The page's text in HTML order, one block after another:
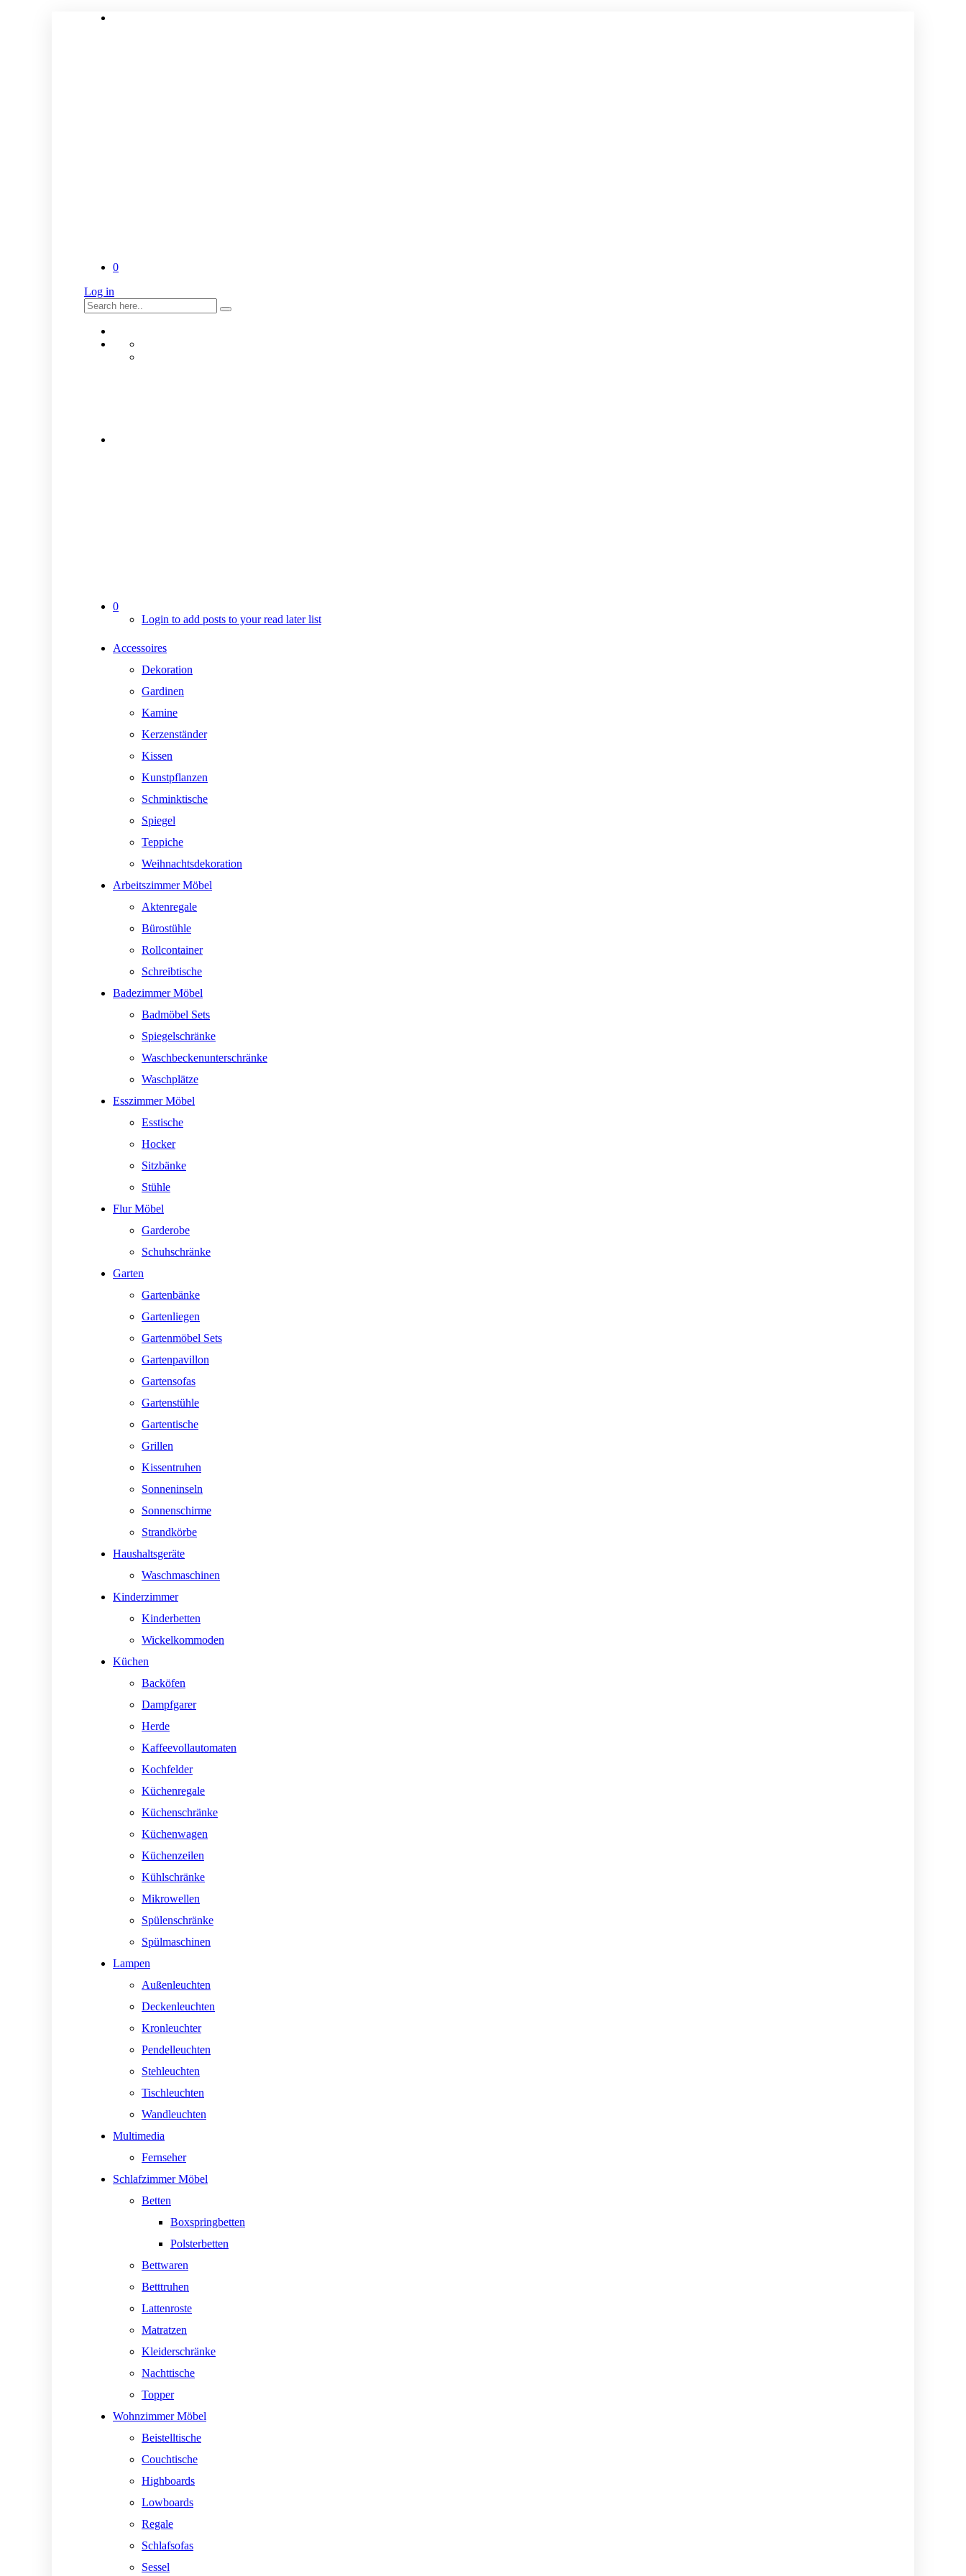
0
Log in
0
Login to add posts to your read later list
Accessoires
Dekoration
Gardinen
Kamine
Kerzenständer
Kissen
Kunstpflanzen
Schminktische
Spiegel
Teppiche
Weihnachtsdekoration
Arbeitszimmer Möbel
Aktenregale
Bürostühle
Rollcontainer
Schreibtische
Badezimmer Möbel
Badmöbel Sets
Spiegelschränke
Waschbeckenunterschränke
Waschplätze
Esszimmer Möbel
Esstische
Hocker
Sitzbänke
Stühle
Flur Möbel
Garderobe
Schuhschränke
Garten
Gartenbänke
Gartenliegen
Gartenmöbel Sets
Gartenpavillon
Gartensofas
Gartenstühle
Gartentische
Grillen
Kissentruhen
Sonneninseln
Sonnenschirme
Strandkörbe
Haushaltsgeräte
Waschmaschinen
Kinderzimmer
Kinderbetten
Wickelkommoden
Küchen
Backöfen
Dampfgarer
Herde
Kaffeevollautomaten
Kochfelder
Küchenregale
Küchenschränke
Küchenwagen
Küchenzeilen
Kühlschränke
Mikrowellen
Spülenschränke
Spülmaschinen
Lampen
Außenleuchten
Deckenleuchten
Kronleuchter
Pendelleuchten
Stehleuchten
Tischleuchten
Wandleuchten
Multimedia
Fernseher
Schlafzimmer Möbel
Betten
Boxspringbetten
Polsterbetten
Bettwaren
Betttruhen
Lattenroste
Matratzen
Kleiderschränke
Nachttische
Topper
Wohnzimmer Möbel
Beistelltische
Couchtische
Highboards
Lowboards
Regale
Schlafsofas
Sessel